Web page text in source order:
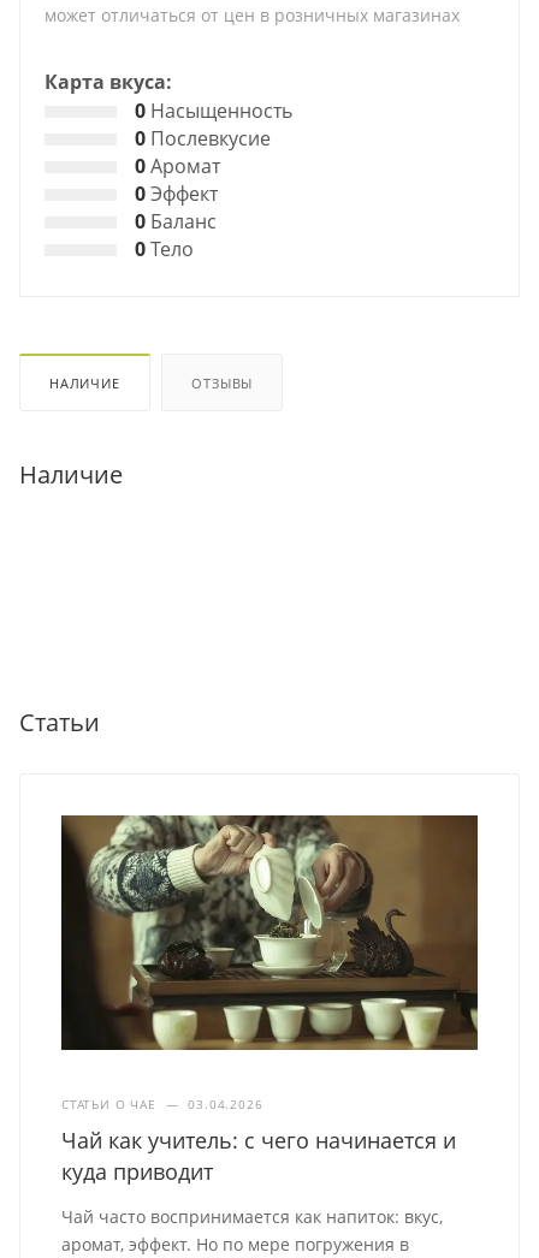
может отличаться от цен в розничных магазинах
Карта вкуса:
0 Насыщенность
0 Послевкусие
0Аромат
0Эффект
0 Баланс
0Тело
НАЛИЧИЕ ОТЗЫВЫ
Наличие
Статьи
СТАТЬИ О ЧАЕ — 03.04.2026
Чай как учитель: с чего начинается и
куда приводит
Чай часто воспринимается как напиток: вкус,
аромат, эффект. Но по мере погружения в